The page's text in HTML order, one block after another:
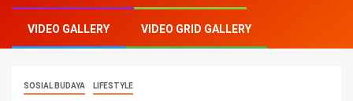
VIDEO GALLERY VIDEO GRID GALLERY
Darmo Surabaya
SOSIAL BUDAYA LIFESTYLE